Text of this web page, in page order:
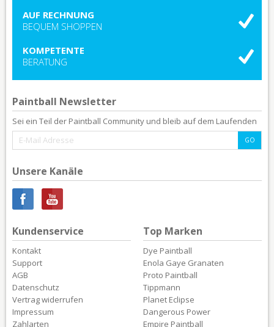
AUF RECHNUNG
BEQUEM SHOPPEN
KOMPETENTE
BERATUNG
Paintball Newsletter
Sei ein Teil der Paintball Community und bleib auf dem Laufenden
Unsere Kanäle
Kundenservice
Kontakt
Support
AGB
Datenschutz
Vertrag widerrufen
Impressum
Zahlarten
Top Marken
Dye Paintball
Enola Gaye Granaten
Proto Paintball
Tippmann
Planet Eclipse
Dangerous Power
Empire Paintball